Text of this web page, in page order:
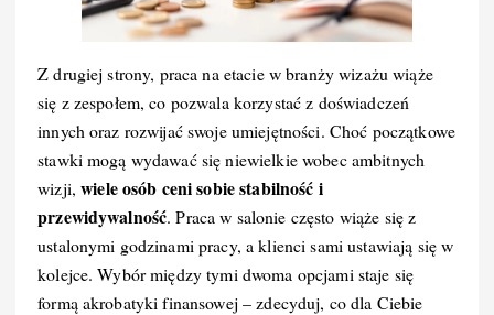
Z drugiej strony, praca na etacie w branży wizażu wiąże
się z zespołem, co pozwala korzystać z doświadczeń
innych oraz rozwijać swoje umiejętności. Choć początkowe
stawki mogą wydawać się niewielkie wobec ambitnych
wizji,wiele osób ceni sobie stabilność i
przewidywalność. Praca w salonie często wiąże się z
ustalonymi godzinami pracy, a klienci sami ustawiają się w
kolejce. Wybór między tymi dwoma opcjami staje się
formą akrobatyki finansowej – zdecyduj, co dla Ciebie